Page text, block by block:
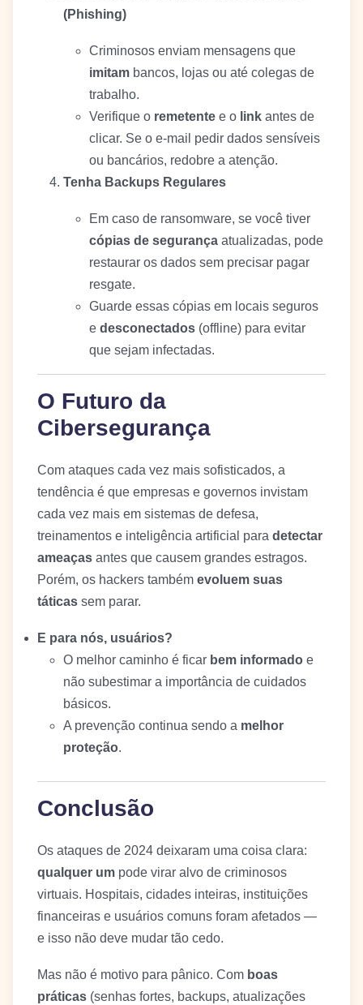
(Phishing)
Criminosos enviam mensagens que
imitam bancos, lojas ou até colegas de
trabalho.
Verifique o remetente e o link antes de
clicar. Se o e-mail pedir dados sensíveis
ou bancários, redobre a atenção.
Tenha Backups Regulares
Em caso de ransomware, se você tiver
cópias de segurança atualizadas, pode
restaurar os dados sem precisar pagar
resgate.
Guarde essas cópias em locais seguros
e desconectados (offline) para evitar
que sejam infectadas.
O Futuro da
Cibersegurança
Com ataques cada vez mais sofisticados, a
tendência é que empresas e governos invistam
cada vez mais em sistemas de defesa,
treinamentos e inteligência artificial para detectar
ameaças antes que causem grandes estragos.
Porém, os hackers também evoluem suas
táticas sem parar.
E para nós, usuários?
O melhor caminho é ficar bem informado e
não subestimar a importância de cuidados
básicos.
A prevenção continua sendo a melhor
proteção.
Conclusão
Os ataques de 2024 deixaram uma coisa clara:
qualquer um pode virar alvo de criminosos
virtuais. Hospitais, cidades inteiras, instituições
financeiras e usuários comuns foram afetados —
e isso não deve mudar tão cedo.
Mas não é motivo para pânico. Com boas
práticas (senhas fortes, backups, atualizações